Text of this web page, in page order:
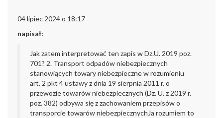
04 lipiec 2024 o 18:17
napisał:
Jak zatem interpretować ten zapis w Dz.U. 2019 poz.
701? 2. Transport odpadów niebezpiecznych
stanowiących towary niebezpieczne w rozumieniu
art. 2 pkt 4 ustawy z dnia 19 sierpnia 2011 r. o
przewozie towarów niebezpiecznych (Dz. U. z 2019 r.
poz. 382) odbywa się z zachowaniem przepisówo
transporcie towarów niebezpiecznychJa rozumiem to